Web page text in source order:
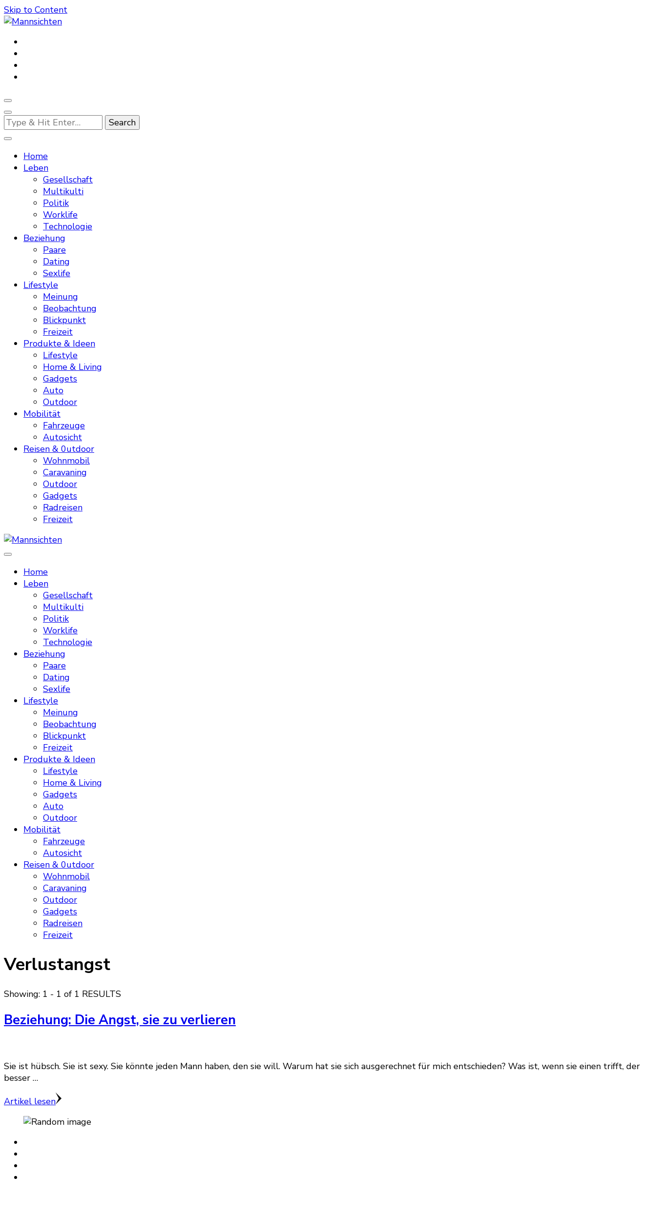
Skip to Content
Mannsichten
Was Männer wollen. Was Männer denken.
Looking
for
Something?
Home
Leben
Gesellschaft
Multikulti
Politik
Worklife
Technologie
Beziehung
Paare
Dating
Sexlife
Lifestyle
Meinung
Beobachtung
Blickpunkt
Freizeit
Produkte & Ideen
Lifestyle
Home & Living
Gadgets
Auto
Outdoor
Mobilität
Fahrzeuge
Autosicht
Reisen & 0utdoor
Wohnmobil
Caravaning
Outdoor
Gadgets
Radreisen
Freizeit
Mannsichten
Home
Leben
Gesellschaft
Multikulti
Politik
Worklife
Technologie
Beziehung
Paare
Dating
Sexlife
Lifestyle
Meinung
Beobachtung
Blickpunkt
Freizeit
Produkte & Ideen
Lifestyle
Home & Living
Gadgets
Auto
Outdoor
Mobilität
Fahrzeuge
Autosicht
Reisen & 0utdoor
Wohnmobil
Caravaning
Outdoor
Gadgets
Radreisen
Freizeit
Verlustangst
Showing: 1 - 1 of 1 RESULTS
Beziehung: Die Angst, sie zu verlieren
Sie ist hübsch. Sie ist sexy. Sie könnte jeden Mann haben, den sie will. Warum hat sie sich ausgerechnet für mich entschieden? Was ist, wenn sie einen trifft, der
besser …
Artikel lesen